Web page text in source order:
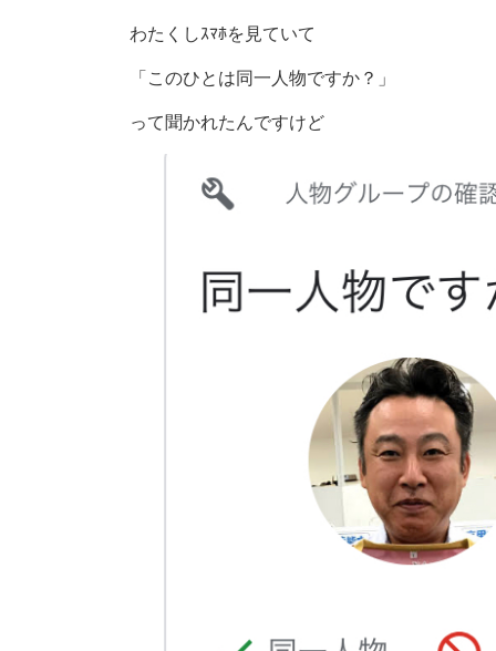
わたくしｽﾏﾎを見ていて
「このひとは同一人物ですか？」
って聞かれたんですけど